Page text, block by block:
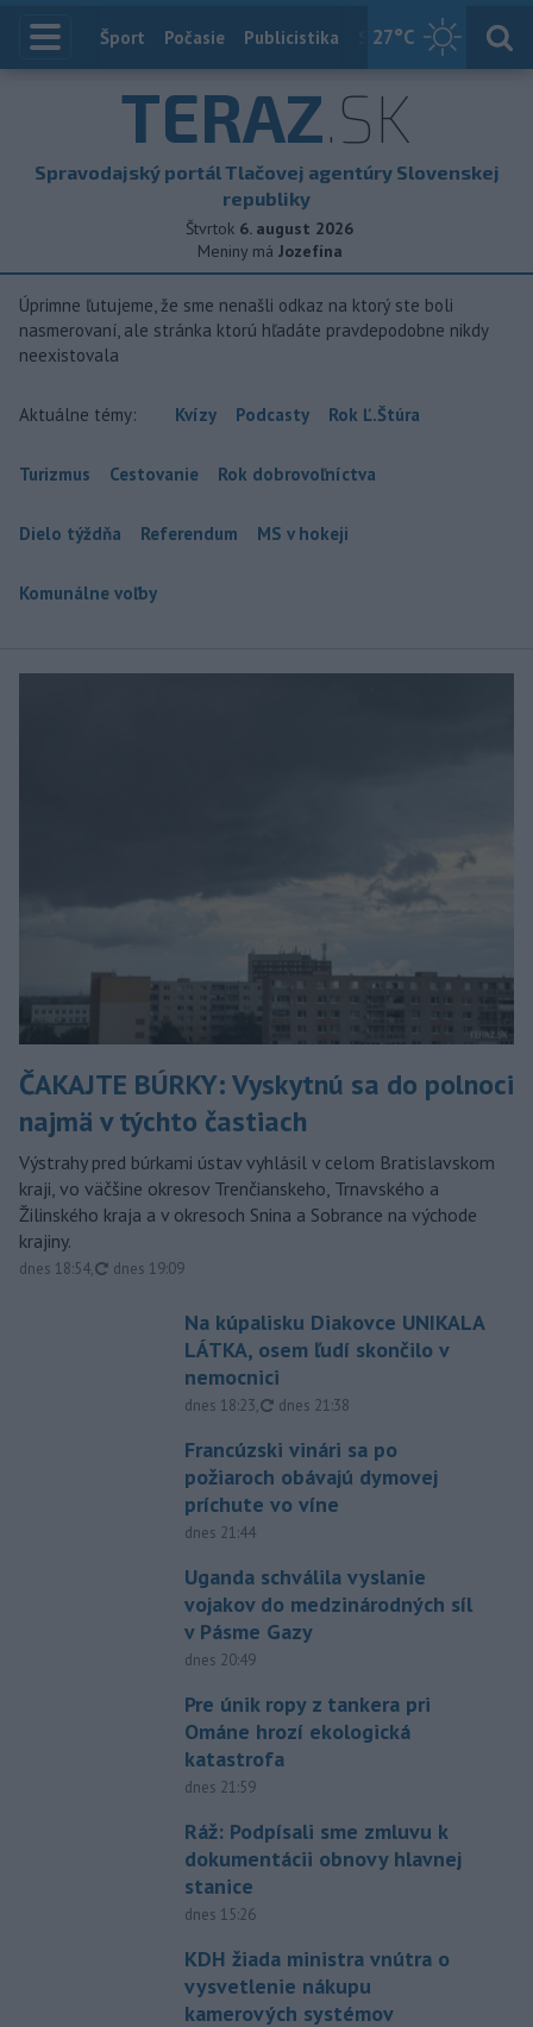
27°C
Index
Šport Počasie Publicistika Slovensko
TERAZ.SK
Spravodajský portál Tlačovej agentúry Slovenskej
republiky
Štvrtok 6. august 2026
Meniny má Jozefína
Úprimne ľutujeme, že sme nenašli odkaz na ktorý ste boli
nasmerovaní, ale stránka ktorú hľadáte pravdepodobne nikdy
neexistovala
Aktuálne témy: Kvízy Podcasty Rok Ľ.Štúra
Turizmus Cestovanie Rok dobrovoľníctva
Dielo týždňa Referendum MS v hokeji
Komunálne voľby
ČAKAJTE BÚRKY: Vyskytnú sa do polnoci
najmä v týchto častiach
Výstrahy pred búrkami ústav vyhlásil v celom Bratislavskom
kraji, vo väčšine okresov Trenčianskeho, Trnavského a
Žilinského kraja a v okresoch Snina a Sobrance na východe
krajiny.
dnes 18:54, aktualizované
dnes 19:09
Na kúpalisku Diakovce UNIKALA
LÁTKA, osem ľudí skončilo v
nemocnici
dnes 18:23, aktualizované
dnes 21:38
Francúzski vinári sa po
požiaroch obávajú dymovej
príchute vo víne
dnes 21:44
Uganda schválila vyslanie
vojakov do medzinárodných síl
v Pásme Gazy
dnes 20:49
Pre únik ropy z tankera pri
Ománe hrozí ekologická
katastrofa
dnes 21:59
Ráž: Podpísali sme zmluvu k
dokumentácii obnovy hlavnej
stanice
dnes 15:26
KDH žiada ministra vnútra o
vysvetlenie nákupu
kamerových systémov